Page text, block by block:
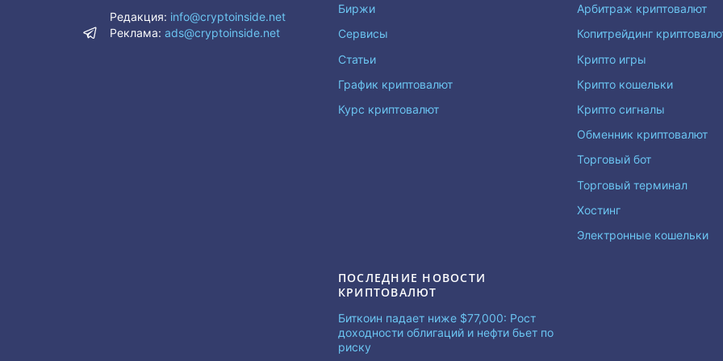
Редакция: info@cryptoinside.net
Реклама: ads@cryptoinside.net
Биржи
Сервисы
Статьи
График криптовалют
Курс криптовалют
Арбитраж криптовалют
Копитрейдинг
Крипто игры
Крипто кошельки
Крипто сигналы
Обменник криптовалют
Торговый бот
Торговый терминал
Хостинг
Электронные кошельки
ПОСЛЕДНИЕ НОВОСТИ
КРИПТОВАЛЮТ
Биткоин падает ниже $77,000: Рост
доходности облигаций и нефти бьет по
риску